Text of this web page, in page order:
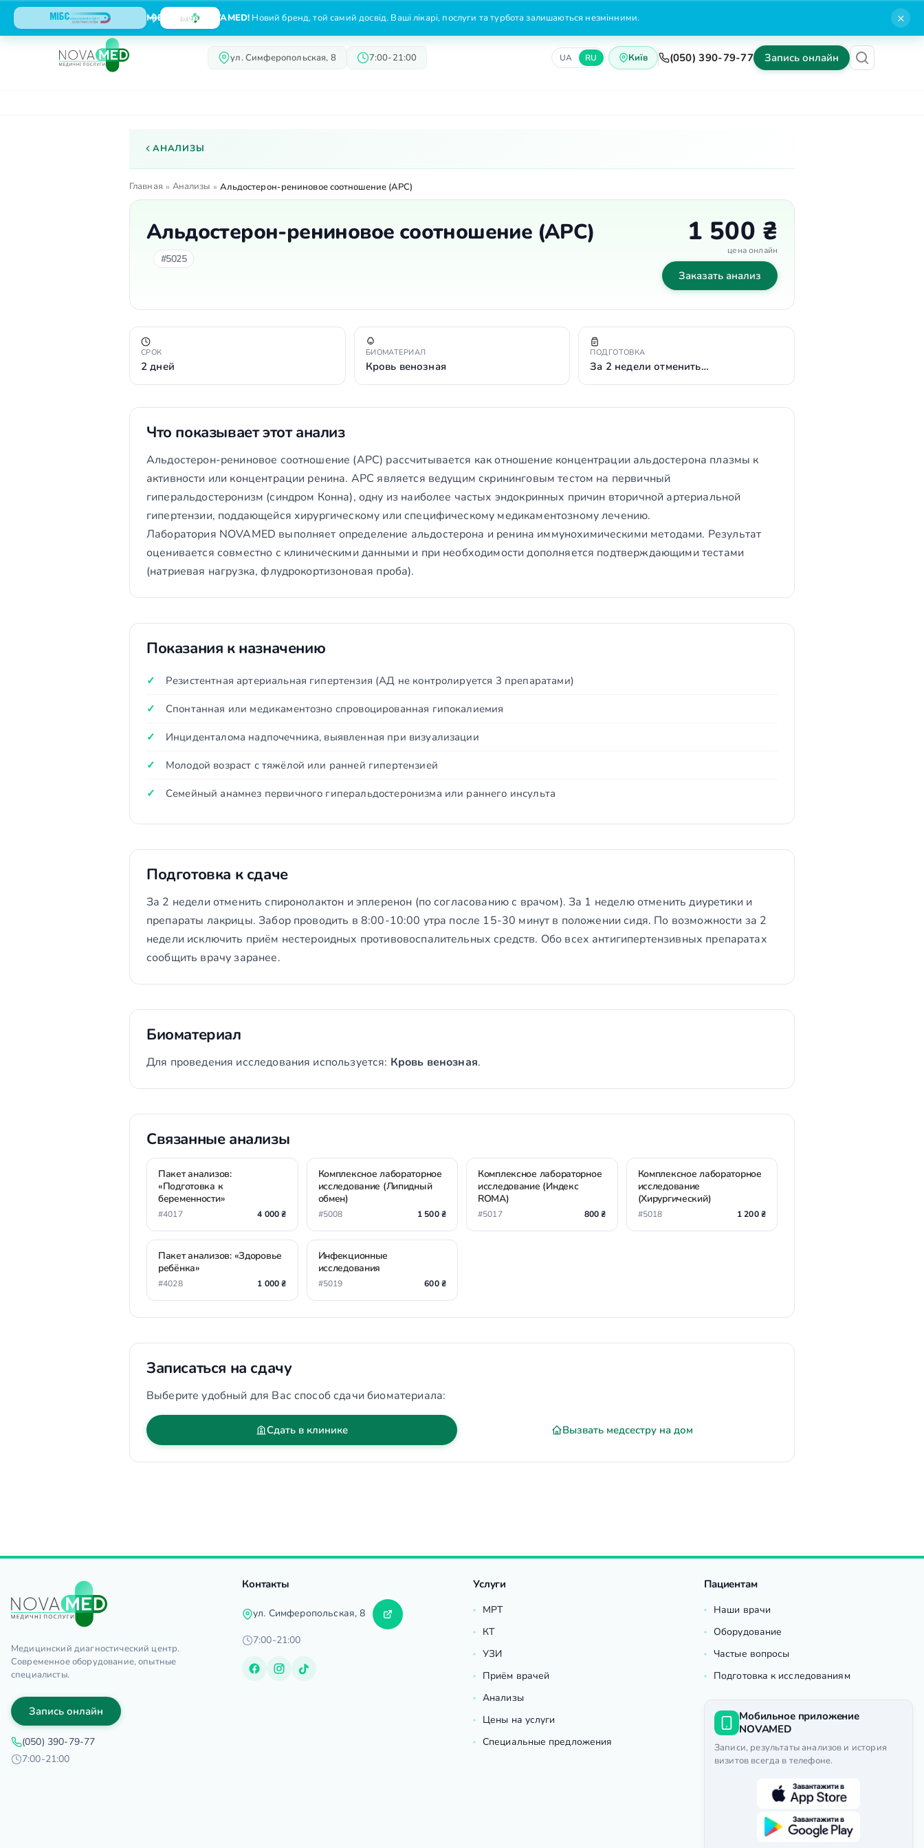
МІБС тепер NOVAMED! Новий бренд, той самий досвід. Ваші лікарі, послуги та турбота залишаються незмінними. ×
ул. Симферопольская, 8 7:00-21:00 UA RU Київ (050) 390-79-77 Запись онлайн
АНАЛИЗЫ
Главная » Анализы » Альдостерон-рениновое соотношение (АРС)
Альдостерон-рениновое соотношение (АРС)
#5025
1 500 ₴
цена онлайн
Заказать анализ
СРОК
2 дней
БИОМАТЕРИАЛ
Кровь венозная
ПОДГОТОВКА
За 2 недели отменить…
Что показывает этот анализ
Альдостерон-рениновое соотношение (АРС) рассчитывается как отношение концентрации альдостерона плазмы к
активности или концентрации ренина. АРС является ведущим скрининговым тестом на первичный
гиперальдостеронизм (синдром Конна), одну из наиболее частых эндокринных причин вторичной артериальной
гипертензии, поддающейся хирургическому или специфическому медикаментозному лечению.
Лаборатория NOVAMED выполняет определение альдостерона и ренина иммунохимическими методами. Результат
оценивается совместно с клиническими данными и при необходимости дополняется подтверждающими тестами
(натриевая нагрузка, флудрокортизоновая проба).
Показания к назначению
Резистентная артериальная гипертензия (АД не контролируется 3 препаратами)
Спонтанная или медикаментозно спровоцированная гипокалиемия
Инциденталома надпочечника, выявленная при визуализации
Молодой возраст с тяжёлой или ранней гипертензией
Семейный анамнез первичного гиперальдостеронизма или раннего инсульта
Подготовка к сдаче
За 2 недели отменить спиронолактон и эплеренон (по согласованию с врачом). За 1 неделю отменить диуретики и
препараты лакрицы. Забор проводить в 8:00-10:00 утра после 15-30 минут в положении сидя. По возможности за 2
недели исключить приём нестероидных противовоспалительных средств. Обо всех антигипертензивных препаратах
сообщить врачу заранее.
Биоматериал
Для проведения исследования используется: Кровь венозная.
Связанные анализы
Пакет анализов:
«Подготовка к
беременности»
#4017 4 000 ₴
Комплексное лабораторное
исследование (Липидный
обмен)
#5008 1 500 ₴
Комплексное лабораторное
исследование (Индекс
ROMA)
#5017 800 ₴
Комплексное лабораторное
исследование
(Хирургический)
#5018 1 200 ₴
Пакет анализов: «Здоровье
ребёнка»
#4028 1 000 ₴
Инфекционные
исследования
#5019 600 ₴
Записаться на сдачу
Выберите удобный для Вас способ сдачи биоматериала:
Сдать в клинике Вызвать медсестру на дом
Медицинский диагностический центр.
Современное оборудование, опытные
специалисты.
Запись онлайн
(050) 390-79-77
7:00-21:00
Контакты
ул. Симферопольская, 8
7:00-21:00
Услуги
МРТ
КТ
УЗИ
Приём врачей
Анализы
Цены на услуги
Специальные предложения
Пациентам
Наши врачи
Оборудование
Частые вопросы
Подготовка к исследованиям
Мобильное приложение
NOVAMED
Записи, результаты анализов и история
визитов всегда в телефоне.